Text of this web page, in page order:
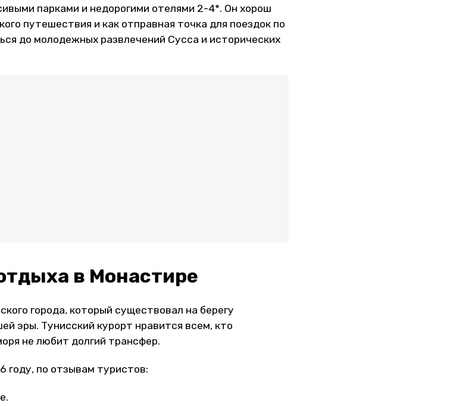
парками и недорогими отелями 2-4*. Он хорош
путешествия и как отправная точка для поездок по
до молодежных развлечений Сусса и исторических
в Монастире
города, который существовал на берегу
эры. Тунисский курорт нравится всем, кто
не любит долгий трансфер.
году, по отзывам туристов: